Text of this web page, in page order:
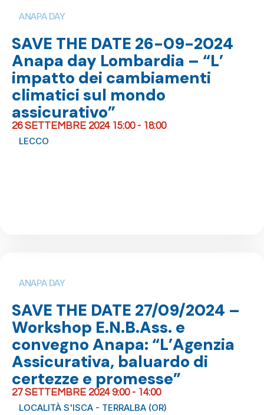
ANAPA DAY
SAVE THE DATE 26-09-2024
Anapa day Lombardia – “L’
impatto dei cambiamenti
climatici sul mondo
assicurativo”
26 SETTEMBRE 2024 15:00 - 18:00
LECCO
ANAPA DAY
SAVE THE DATE 27/09/2024 –
Workshop E.N.B.Ass. e
convegno Anapa: “L’Agenzia
Assicurativa, baluardo di
certezze e promesse”
27 SETTEMBRE 2024 9:00 - 14:00
LOCALITÀ S'ISCA - TERRALBA (OR)